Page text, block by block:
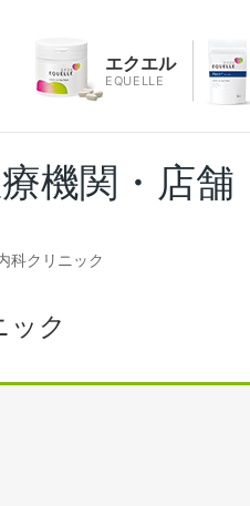
エクエル
EQUELLE
機関・店舗
科クリニック
ック